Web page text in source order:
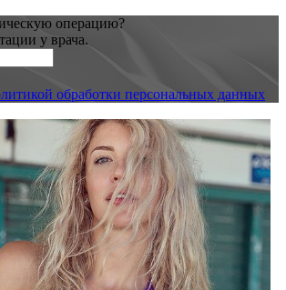
операцию?
у врача.
обработки персональных данных